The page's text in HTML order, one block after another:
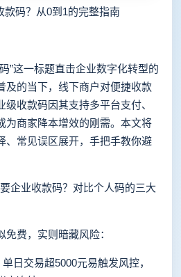
码？从0到1的完整指南
这一标题直击企业数字化转型的
及的当下，线下商户对便捷收款
收款码因其支持多平台支付、
为商家降本增效的刚需。本文将
、常见误区展开，手把手教你避
业收款码？对比个人码的三大
费，实则暗藏风险：
交易超5000元易触发风控，